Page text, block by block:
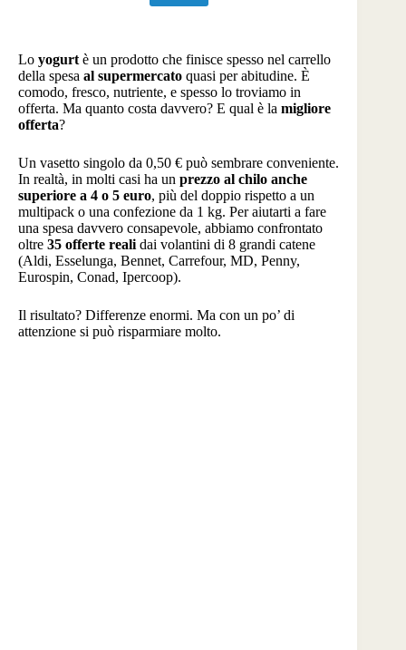
Lo yogurt è un prodotto che finisce spesso nel carrello
della spesa al supermercato quasi per abitudine. È
comodo, fresco, nutriente, e spesso lo troviamo in
offerta. Ma quanto costa davvero? E qual è la migliore
offerta?
Un vasetto singolo da 0,50 € può sembrare conveniente.
In realtà, in molti casi ha un prezzo al chilo anche
superiore a 4 o 5 euro, più del doppio rispetto a un
multipack o una confezione da 1 kg. Per aiutarti a fare
una spesa davvero consapevole, abbiamo confrontato
oltre 35 offerte reali dai volantini di 8 grandi catene
(Aldi, Esselunga, Bennet, Carrefour, MD, Penny,
Eurospin, Conad, Ipercoop).
Il risultato? Differenze enormi. Ma con un po’ di
attenzione si può risparmiare molto.